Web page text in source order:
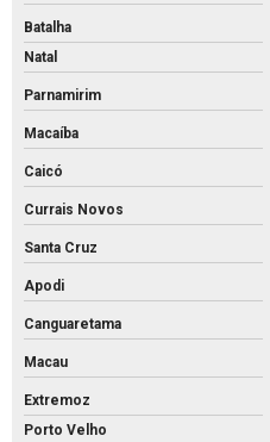
Batalha
Natal
Parnamirim
Macaíba
Caicó
Currais Novos
Santa Cruz
Apodi
Canguaretama
Macau
Extremoz
Porto Velho